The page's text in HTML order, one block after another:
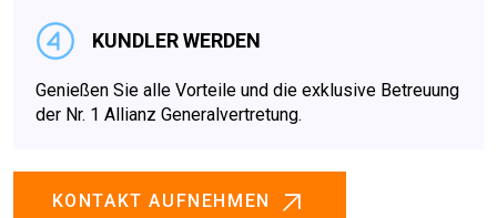
KUNDLER WERDEN
Genießen Sie alle Vorteile und die exklusive Betreuung
der Nr. 1 Allianz Generalvertretung.
KONTAKT AUFNEHMEN